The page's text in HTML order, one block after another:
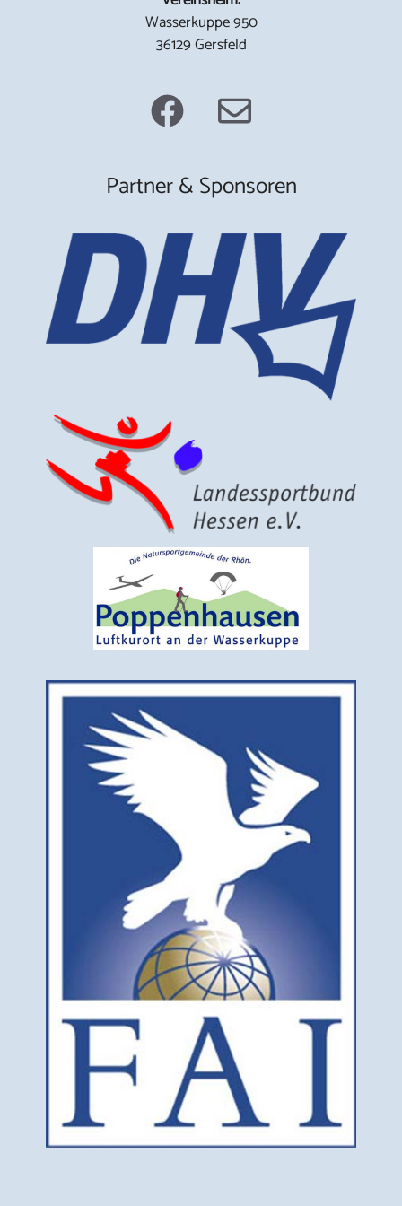
Wasserkuppe 950
36129 Gersfeld
Partner & Sponsoren